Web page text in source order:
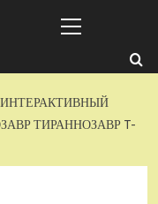
меню
ИНТЕРАКТИВНЫЙ
ТИРАННОЗАВР T-